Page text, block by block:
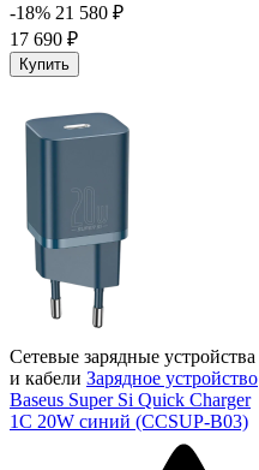
-18% 21 580 ₽
17 690 ₽
Купить
Сетевые зарядные устройства
и кабели Зарядное устройство
Baseus Super Si Quick Charger
1C 20W синий (CCSUP-B03)